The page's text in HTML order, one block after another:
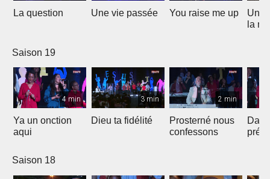
La question Une vie passée You raise me up
Une
la
Saison 19
4 min
Ya un onction
aqui
3 min
Dieu ta fidélité
2 min
Prosterné nous
confessons
Saison 18